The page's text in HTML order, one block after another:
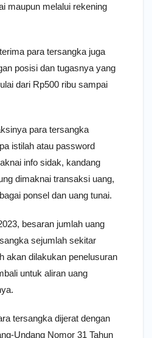
maupun melalui rekening
para tersangka juga
posisi dan tugasnya yang
dari Rp500 ribu sampai
para tersangka
istilah atau password
info sidak, kandang
dimaknai transaksi uang,
ponsel dan uang tunai.
besaran jumlah uang
sejumlah sekitar
akan dilakukan penelusuran
untuk aliran uang
tersangka dijerat dengan
Undang Nomor 31 Tahun